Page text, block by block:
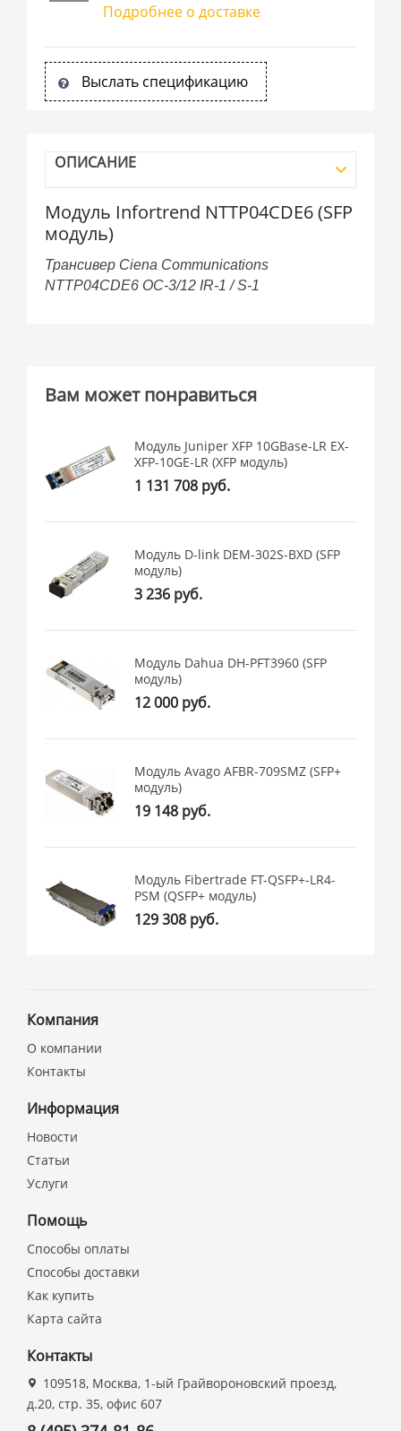
Подробнее о доставке
Выслать спецификацию
ОПИСАНИЕ
Модуль Infortrend NTTP04CDE6 (SFP
модуль)
Трансивер Ciena Communications
NTTP04CDE6 OC-3/12 IR-1 / S-1
Вам может понравиться
Модуль Juniper XFP 10GBase-LR EX-
XFP-10GE-LR (XFP модуль)
1 131 708 руб.
Модуль D-link DEM-302S-BXD (SFP
модуль)
3 236 руб.
Модуль Dahua DH-PFT3960 (SFP
модуль)
12 000 руб.
Модуль Avago AFBR-709SMZ (SFP+
модуль)
19 148 руб.
Модуль Fibertrade FT-QSFP+-LR4-
PSM (QSFP+ модуль)
129 308 руб.
Компания
О компании
Контакты
Информация
Новости
Статьи
Услуги
Помощь
Способы оплаты
Способы доставки
Как купить
Карта сайта
Контакты
109518, Москва, 1-ый Грайвороновский проезд,
д.20, стр. 35, офис 607